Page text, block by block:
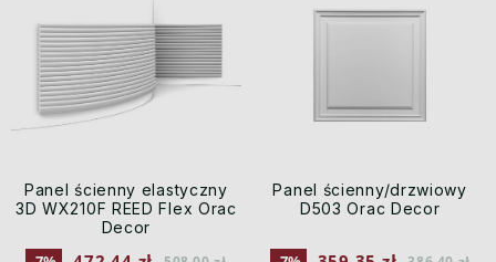
Panel ścienny elastyczny
3D WX210F REED Flex Orac
Decor
Panel ścienny/drzwiowy
D503 Orac Decor